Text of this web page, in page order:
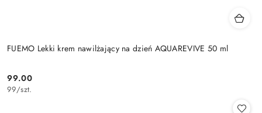
FUEMO Lekki krem nawilżający na dzień AQUAREVIVE 50 ml
Cena:
99.00
99/szt.